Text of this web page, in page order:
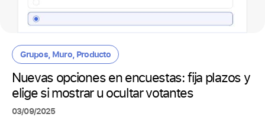
Grupos, Muro, Producto
Nuevas opciones en encuestas: fija plazos y
elige si mostrar u ocultar votantes
03/09/2025